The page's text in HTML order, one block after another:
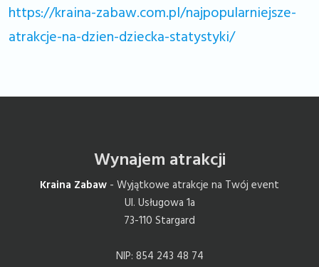
https://kraina-zabaw.com.pl/najpopularniejsze-
atrakcje-na-dzien-dziecka-statystyki/
Wynajem atrakcji
Kraina Zabaw - Wyjątkowe atrakcje na Twój event
Ul. Usługowa 1a
73-110 Stargard
NIP: 854 243 48 74